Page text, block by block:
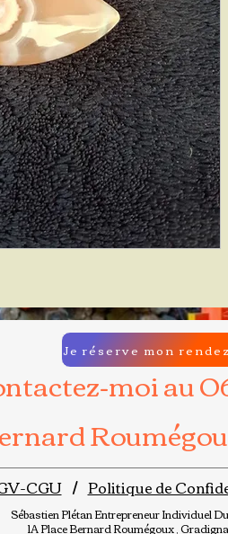
moi au
Je réserve mon
CGU/ Politique de
Sébastien PlétanEntrepreneur Individuel
1A Place Bernard Roumégoux ,